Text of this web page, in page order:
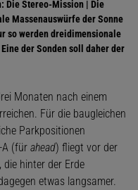
Die Stereo-Mission | Die
Massenauswürfe der Sonne
so werden dreidimensionale
der Sonden soll daher der
Monaten nach einem
Für die baugleichen
Parkpositionen
A (für ahead) fliegt vor der
die hinter der Erde
etwas langsamer.